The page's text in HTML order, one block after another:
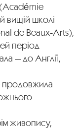
(Académie
вищій школі
de Beaux-Arts),
період
— до Англії,
продовжила
живопису,